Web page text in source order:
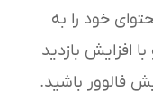
خود را به
افزایش بازدید
فالوور باشید.